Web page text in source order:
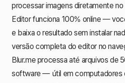
processar imagens diretamente
Editor funciona 100% online —
e baixa o resultado sem instalar
versão completa do editor no
Blur.me processa até arquivos de
software — útil em computadores